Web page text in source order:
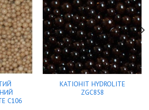
C106
КАТІОНІТ HYDROLITE
ZGC858